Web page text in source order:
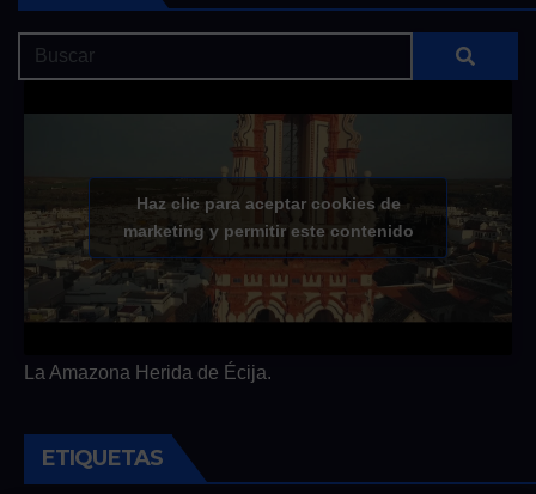
Haz clic para aceptar cookies de
marketing y permitir este contenido
La Amazona Herida de Écija.
ETIQUETAS